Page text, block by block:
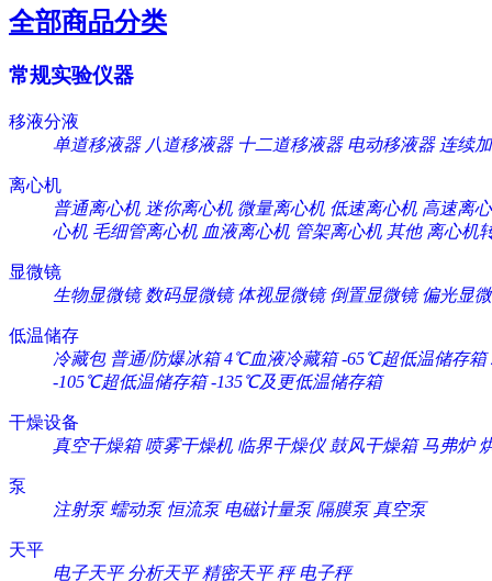
全部商品分类
常规实验仪器
移液分液
单道移液器 八道移液器 十二道移液器 电动移液器 连续
离心机
普通离心机 迷你离心机 微量离心机 低速离心机 高速离
心机 毛细管离心机 血液离心机 管架离心机 其他 离心机
显微镜
生物显微镜 数码显微镜 体视显微镜 倒置显微镜 偏光显
低温储存
冷藏包 普通/防爆冰箱 4℃血液冷藏箱 -65℃超低温储存箱
-105℃超低温储存箱 -135℃及更低温储存箱
干燥设备
真空干燥箱 喷雾干燥机 临界干燥仪 鼓风干燥箱 马弗炉
泵
注射泵 蠕动泵 恒流泵 电磁计量泵 隔膜泵 真空泵
天平
电子天平 分析天平 精密天平 秤 电子秤